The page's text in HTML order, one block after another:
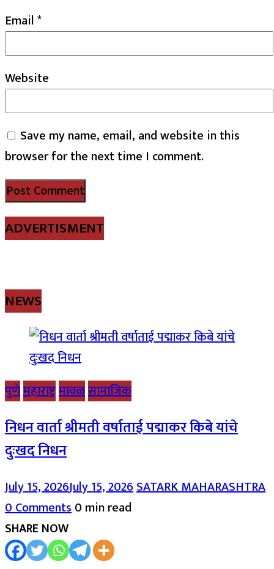
Email*
Website
Save my name, email, and website in this
browser for the next time I comment.
ADVERTISMENT
NEWS
पुणेमहाराष्ट्रमावळसामाजिक
निधन वार्ता श्रीमती वर्षाताई पद्माकर किबे यांचे
दुःखद निधन
July 15, 2026July 15, 2026SATARK MAHARASHTRA
0 Comments0 min read
SHARE NOW